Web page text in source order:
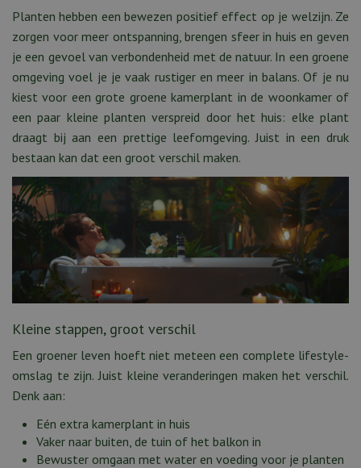
Planten hebben een bewezen positief effect op je welzijn. Ze
zorgen voor meer ontspanning, brengen sfeer in huis en geven
je een gevoel van verbondenheid met de natuur. In een groene
omgeving voel je je vaak rustiger en meer in balans. Of je nu
kiest voor een grote groene kamerplant in de woonkamer of
een paar kleine planten verspreid door het huis: elke plant
draagt bij aan een prettige leefomgeving. Juist in een druk
bestaan kan dat een groot verschil maken.
Kleine stappen, groot verschil
Een groener leven hoeft niet meteen een complete lifestyle-
omslag te zijn. Juist kleine veranderingen maken het verschil.
Denk aan:
Eén extra kamerplant in huis
Vaker naar buiten, de tuin of het balkon in
Bewuster omgaan met water en voeding voor je planten